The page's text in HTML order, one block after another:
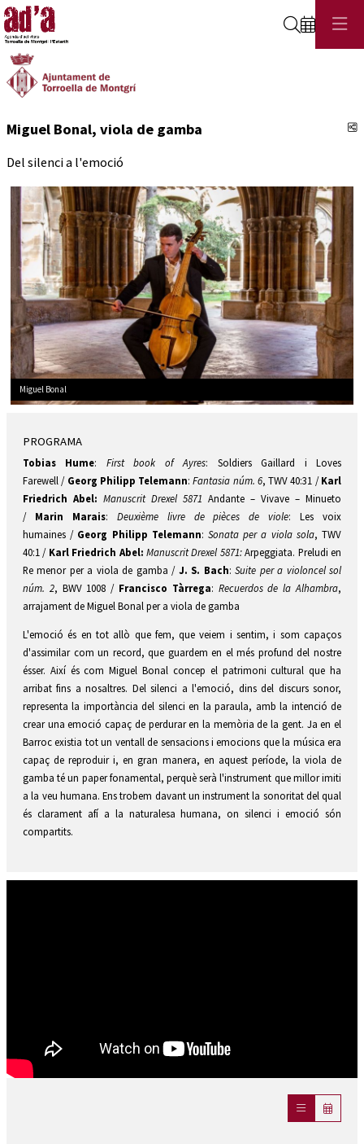
Cerca
Miguel Bonal, viola de gamba
Del silenci a l'emoció
Miguel Bonal
PROGRAMA
Tobias Hume: First book of Ayres: Soldiers Gaillard i Loves
Farewell / Georg Philipp Telemann:Fantasia núm. 6, TWV 40:31 /Karl
Friedrich Abel: Manuscrit Drexel 5871 Andante – Vivave – Minueto
/ Marin Marais: Deuxième livre de pièces de viole: Les voix
humaines / Georg Philipp Telemann:Sonata per a viola sola, TWV
40:1 / Karl Friedrich Abel:Manuscrit Drexel 5871:Arpeggiata. Preludi en
Re menor per a viola de gamba / J. S. Bach:Suite per a violoncel sol
núm. 2, BWV 1008 /Francisco Tàrrega: Recuerdos de la Alhambra,
arrajament de Miguel Bonal per a viola de gamba
L'emoció és en tot allò que fem, que veiem i sentim, i som capaços
d'assimilar com un record, que guardem en el més profund del nostre
ésser. Així és com Miguel Bonal concep el patrimoni cultural que ha
arribat fins a nosaltres. Del silenci a l'emoció, dins del discurs sonor,
representa la importància del silenci en la paraula, amb la intenció de
crear una emoció capaç de perdurar en la memòria de la gent. Ja en el
Barroc existia tot un ventall de sensacions i emocions que la música era
capaç de reproduir i, en gran manera, en aquest període, la viola de
gamba té un paper fonamental, perquè serà l'instrument que millor imiti
a la veu humana. Ens trobem davant un instrument la sonoritat del qual
és clarament afí a la naturalesa humana, on silenci i emoció són
compartits.